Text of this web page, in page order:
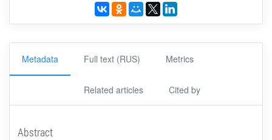
Metadata Full text (RUS) Metrics
Related articles Cited by
Abstract